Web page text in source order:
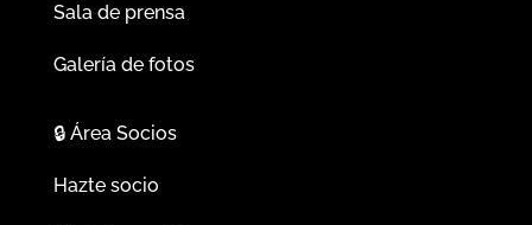
Sala de prensa
Galería de fotos
🔒Área Socios
Hazte socio